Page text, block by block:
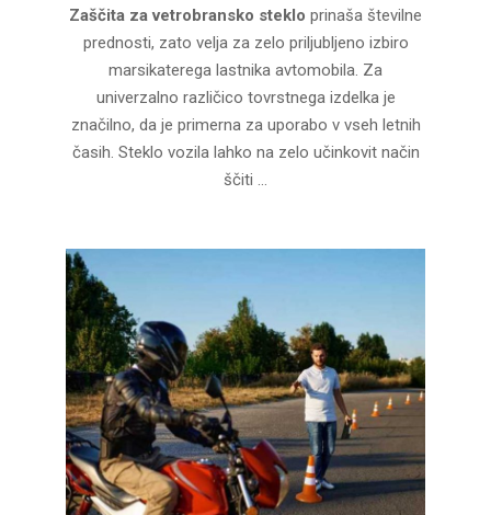
Zaščita za vetrobransko steklo prinaša številne
prednosti, zato velja za zelo priljubljeno izbiro
marsikaterega lastnika avtomobila. Za
univerzalno različico tovrstnega izdelka je
značilno, da je primerna za uporabo v vseh letnih
časih. Steklo vozila lahko na zelo učinkovit način
ščiti …